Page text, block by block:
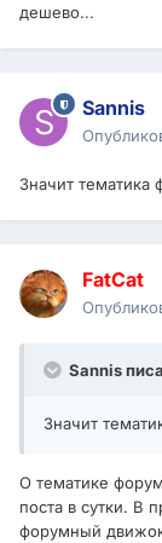
дешево...
Sannis
Значит тематика
FatCat
Sannis
Значит
О тематике
поста в сутки. В
форумный